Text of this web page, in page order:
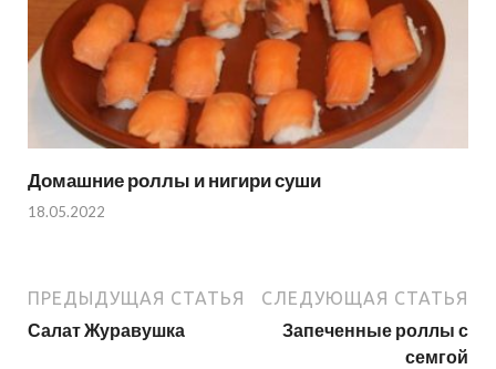
Домашние роллы и нигири суши
18.05.2022
ПРЕДЫДУЩАЯ СТАТЬЯ
Салат Журавушка
СЛЕДУЮЩАЯ СТАТЬЯ
Запеченные роллы с
семгой